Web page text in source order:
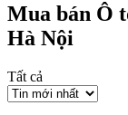
Mua bán Ô
Hà Nội
Tất cả